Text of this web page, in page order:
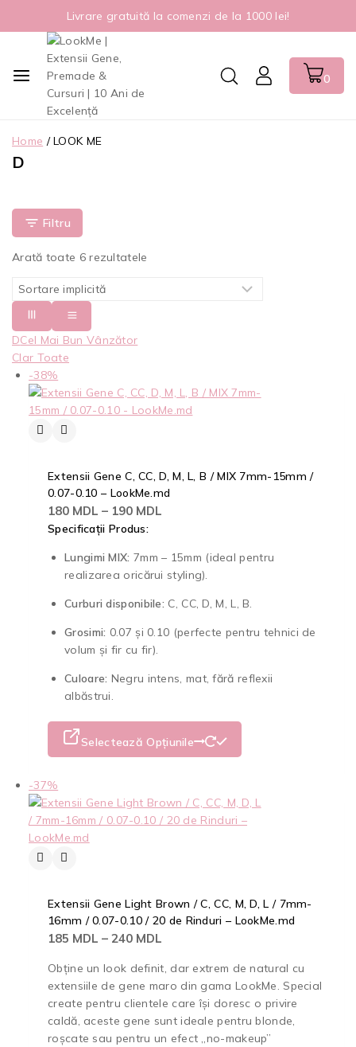
Livrare gratuită la comenzi de la 1000 lei!
0
Home / LOOK ME
D
Filtru
Arată toate 6rezultatele
DCel Mai Bun Vânzător
Clar Toate
-38%
Extensii Gene C, CC, D, M, L, B / MIX 7mm-15mm /
0.07-0.10 – LookMe.md
180 MDL – 190 MDL
Specificații Produs:
Lungimi MIX: 7mm – 15mm (ideal pentru
realizarea oricărui styling).
Curburi disponibile: C, CC, D, M, L, B.
Grosimi: 0.07 și 0.10 (perfecte pentru tehnici de
volum și fir cu fir).
Culoare: Negru intens, mat, fără reflexii
albăstrui.
Selectează Opțiunile
-37%
Extensii Gene Light Brown / C, CC, M, D, L / 7mm-
16mm / 0.07-0.10 / 20 de Rinduri – LookMe.md
185 MDL – 240 MDL
Obține un look definit, dar extrem de natural cu
extensiile de gene maro din gama LookMe. Special
create pentru clientele care își doresc o privire
caldă, aceste gene sunt ideale pentru blonde,
roșcate sau pentru un efect „no-makeup”